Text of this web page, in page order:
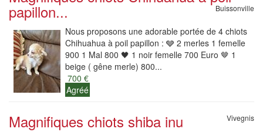
papillon... Buissonville
Nous proposons une adorable portée de 4 chiots
Chihuahua à poil papillon : 🩶 2 merles 1 femelle
900 1 Mal 800 🖤 1 noir femelle 700 Euro 🤎 1
beige ( gêne merle) 800...
700 €
Agréé
Magnifiques chiots shiba inu Vivegnis